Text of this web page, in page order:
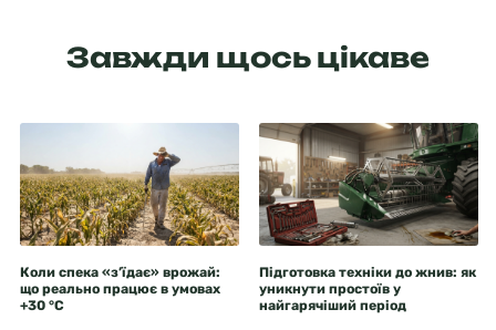
Завжди щось цікаве
Коли спека «з’їдає» врожай:
що реально працює в умовах
+30 °C
Підготовка техніки до жнив: як
уникнути простоїв у
найгарячіший період